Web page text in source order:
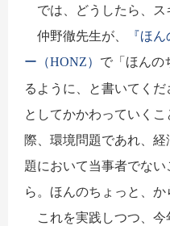
では、どうしたら、ス
仲野徹先生が、
『ほ
ー（HONZ） で「ほんの
るように、と書いてくだ
としてかかわっていく
際、環境問題であれ、
題において当事者でな
ら。ほんのちょっと、か
これを実践しつつ、今